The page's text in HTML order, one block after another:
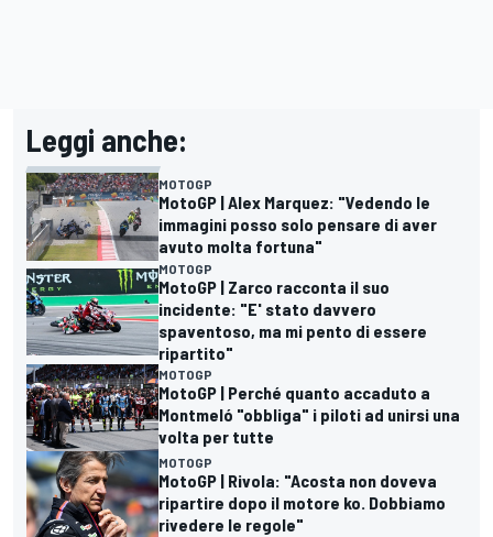
Leggi anche:
MOTOGP
MotoGP | Alex Marquez: "Vedendo le
immagini posso solo pensare di aver
avuto molta fortuna"
MOTOGP
MotoGP | Zarco racconta il suo
incidente: "E' stato davvero
spaventoso, ma mi pento di essere
ripartito"
MOTOGP
MotoGP | Perché quanto accaduto a
Montmeló "obbliga" i piloti ad unirsi una
volta per tutte
MOTOGP
MotoGP | Rivola: "Acosta non doveva
ripartire dopo il motore ko. Dobbiamo
rivedere le regole"